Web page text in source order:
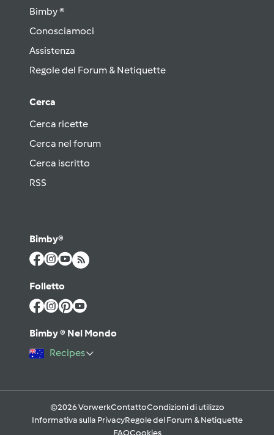
Bimby ®
Conosciamoci
Assistenza
Regole del Forum & Netiquette
Cerca
Cerca ricette
Cerca nel forum
Cerca iscritto
RSS
Bimby®
Folletto
Bimby ® Nel Mondo
Recipes
©2026 VorwerkContattoCondizioni di utilizzo
Informativa sulla PrivacyRegole del Forum & Netiquette
FAQCookies